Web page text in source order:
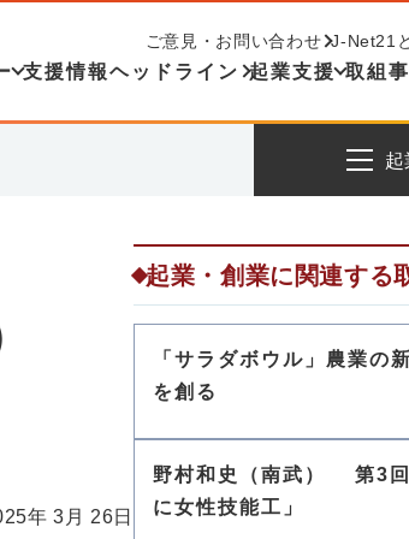
支援情報ヘッドライン 起業支援 取組
ご意見・お問い合わせ J-Net21
起
年 3月 26日
起業・創業に関連する
「サラダボウル」農業の
を創る
野村和史（南武） 第3
に女性技能工」